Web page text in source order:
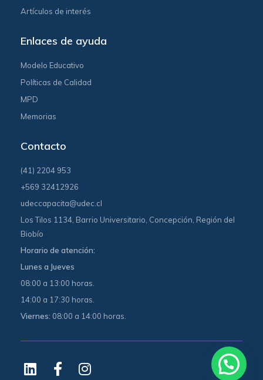
Artículos de interés
Enlaces de ayuda
Modelo Educativo
Políticas de Calidad
MPD
Memorias
Contacto
(41) 2204 953
+569 32412926
udeccapacita@udec.cl
Los Tilos 1134, Barrio Universitario, Concepción, Región del
Biobío
Horario de atención:
Lunes a Jueves
08:00 a 13:00 horas.
14:00 a 17:30 horas.
Viernes: 08:00 a 14:00 horas.